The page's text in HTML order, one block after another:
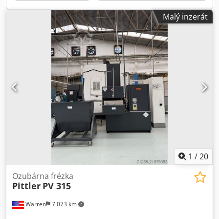
Malý inzerát
1 /20
Warren 7 073 km
Ozubárna frézka
Pittler PV 315